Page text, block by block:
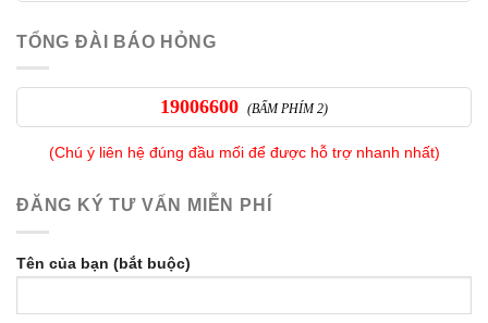
TỔNG ĐÀI BÁO HỎNG
19006600 (BẤM PHÍM 2)
(Chú ý liên hệ đúng đầu mối để được hỗ trợ nhanh nhất)
ĐĂNG KÝ TƯ VẤN MIỄN PHÍ
Tên của bạn (bắt buộc)